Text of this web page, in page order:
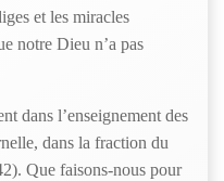
et les miracles
notre Dieu n’a pas
dans l’enseignement des
dans la fraction du
Que faisons-nous pour